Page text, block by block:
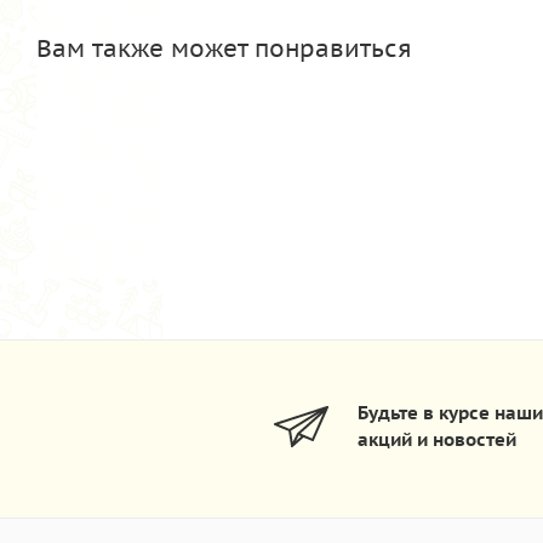
Вам также может понравиться
Будьте в курсе
акций и новостей